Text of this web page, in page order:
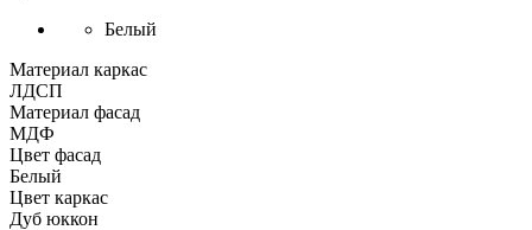
Белый
Материал каркас
ЛДСП
Материал фасад
МДФ
Цвет фасад
Белый
Цвет каркас
Дуб юккон